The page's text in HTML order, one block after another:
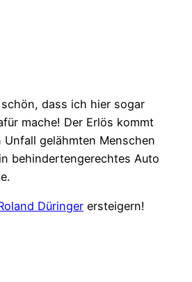
dass ich hier sogar
mache! Der Erlös kommt
Unfall gelähmten Menschen
behindertengerechtes Auto
Düringer ersteigern!